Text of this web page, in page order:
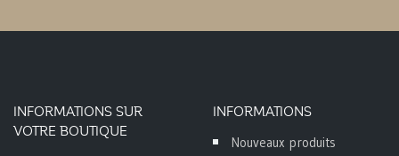
INFORMATIONS SUR
VOTRE BOUTIQUE
INFORMATIONS
Nouveaux produits